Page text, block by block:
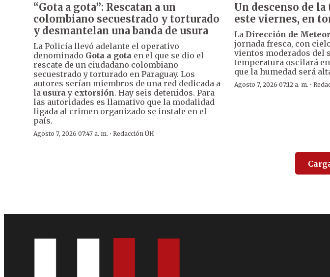
“Gota a gota”: Rescatan a un
colombiano secuestrado y torturado
y desmantelan una banda de usura
La Policía llevó adelante el operativo
denominado Gota a gota en el que se dio el
rescate de un ciudadano colombiano
secuestrado y torturado en Paraguay. Los
autores serían miembros de una red dedicada a
la usura y extorsión. Hay seis detenidos. Para
las autoridades es llamativo que la modalidad
ligada al crimen organizado se instale en el
país.
Agosto 7, 2026 07:47 a. m. · Redacción ÚH
Un descenso de
este viernes, en
LaDirección de
jornada fresca, con
vientos moderados del
temperatura oscilará
que la humedad será
Agosto 7, 2026 07:12 a. m. ·